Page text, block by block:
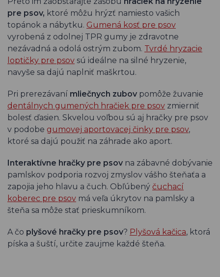
pre psov, ktoré môžu hrýzť namiesto vašich
topánok a nábytku. Gumená kosť pre psov
vyrobená z odolnej TPR gumy je zdravotne
nezávadná a odolá ostrým zubom. Tvrdé hryzacie
loptičky pre psov sú ideálne na silné hryzenie,
navyše sa dajú naplniť maškrtou.
Pri prerezávaní mliečnych zubov pomôže žuvanie
dentálnych gumených hračiek pre psov zmierniť
bolesť ďasien. Skvelou voľbou sú aj hračky pre psov
v podobe gumovej aportovacej činky pre psov,
ktoré sa dajú použiť na záhrade ako aport.
Interaktívne hračky pre psov na zábavné dobývanie
pamlskov podporia rozvoj zmyslov vášho šteňaťa a
zapojia jeho hlavu a čuch. Obľúbený čuchací
koberec pre psov má veľa úkrytov na pamlsky a
šteňa sa môže stať prieskumníkom.
A čo plyšové hračky pre psov? Plyšová kačica, ktorá
píska a šuští, určite zaujme každé šteňa.